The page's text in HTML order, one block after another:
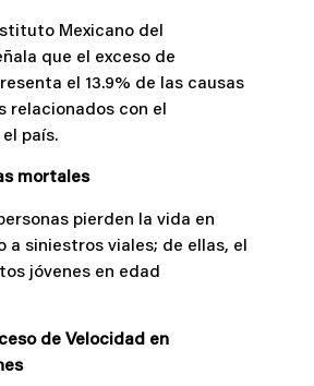
Mexicano del
que el exceso de
el 13.9% de las causas
relacionados con el
país.
mortales
pierden la vida en
a siniestros viales; de ellas, el
jóvenes en edad
de Velocidad en